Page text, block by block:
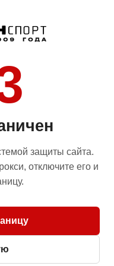
защиты сайта.
отключите его и